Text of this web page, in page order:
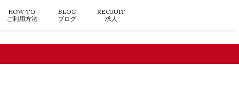
HOW TO
ご利用方法
BLOG
ブログ
RECRUIT
求人